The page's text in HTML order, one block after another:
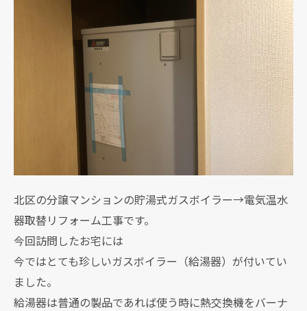
北区の分譲マンションの貯湯式ガスボイラー→電気温水
器取替リフォーム工事です。
今回訪問したお宅には
今ではとても珍しいガスボイラー（給湯器）が付いてい
ました。
給湯器は普通の製品であれば使う時に熱交換機をバーナ